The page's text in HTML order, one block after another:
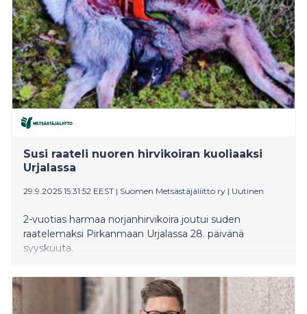
Susi raateli nuoren hirvikoiran kuoliaaksi
Urjalassa
29.9.2025 15:31:52 EEST | Suomen Metsästäjäliitto ry | Uutinen
2-vuotias harmaa norjanhirvikoira joutui suden
raatelemaksi Pirkanmaan Urjalassa 28. päivänä
syyskuuta.